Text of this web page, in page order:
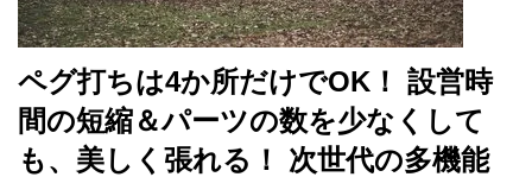
ペグ打ちは4か所だけでOK！ 設営時
間の短縮＆パーツの数を少なくして
も、美しく張れる！ 次世代の多機能